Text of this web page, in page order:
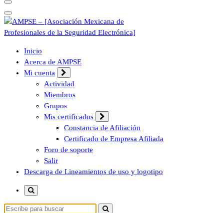
Pagina oficial de la AMPSE
Inicio
Acerca de AMPSE
Mi cuenta
Actividad
Miembros
Grupos
Mis certificados
Constancia de Afiliación
Certificado de Empresa Afiliada
Foro de soporte
Salir
Descarga de Lineamientos de uso y logotipo